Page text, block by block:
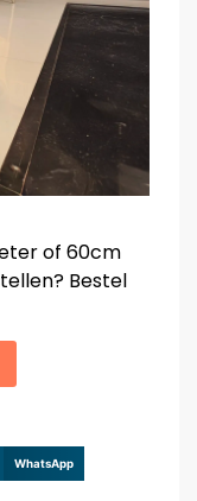
of 60cm
Bestel
WhatsApp